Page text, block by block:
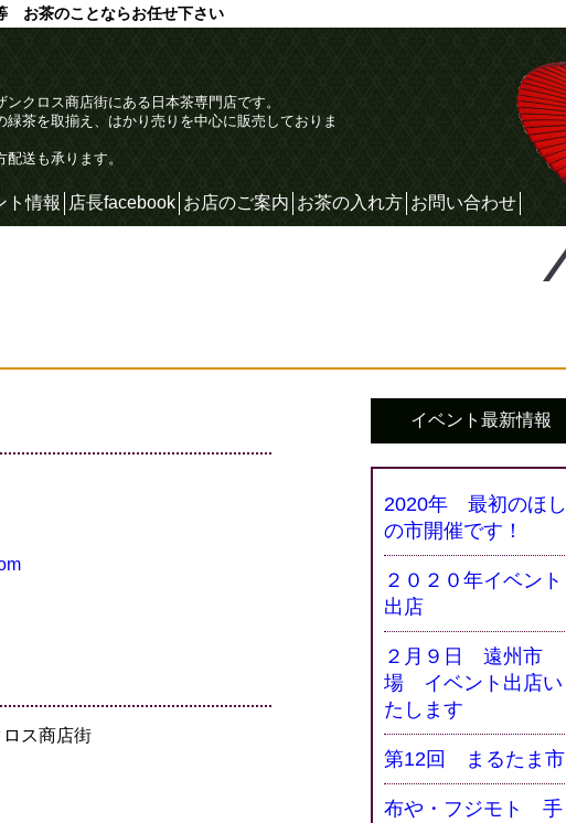
お茶のことならお任せ下さい
クロス商店街にある日本茶専門店です。
茶を取揃え、はかり売りを中心に販売しておりま
送も承ります。
ト情報 店長facebook お店のご案内 お茶の入れ方 お問い合わせ
ス商店街
イベント最新情報
2020年 最初のほし
の市開催です！
２０２０年イベント
出店
２月９日 遠州市
場 イベント出店い
たします
第12回 まるたま市
布や・フジモト 手